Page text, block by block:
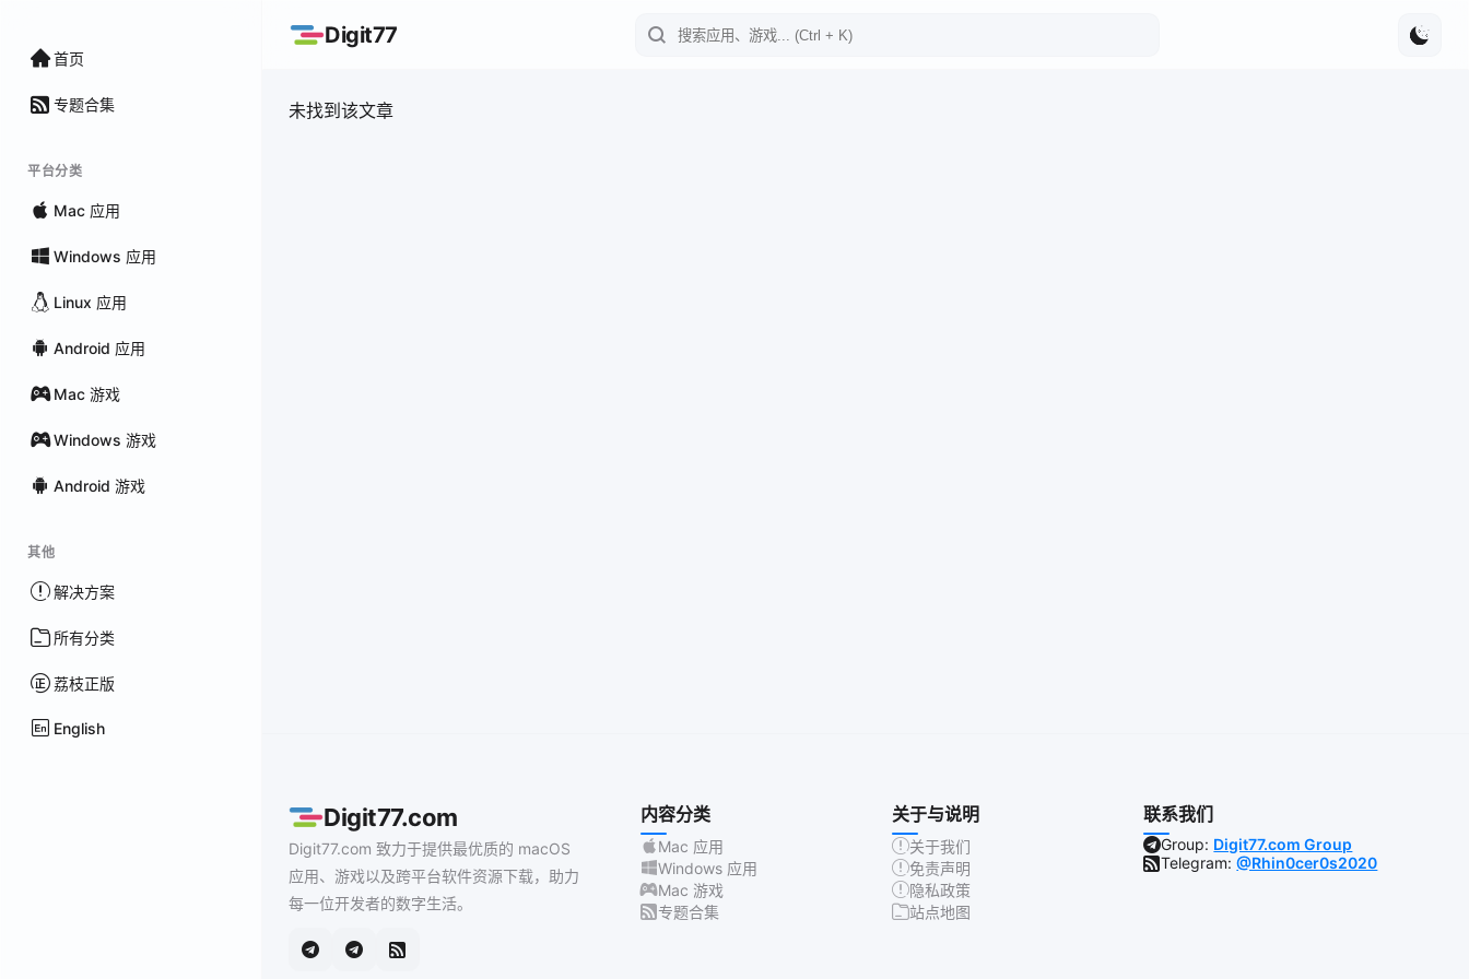
首页
专题合集
平台分类
Mac 应用
Windows 应用
Linux 应用
Android 应用
Mac 游戏
Windows 游戏
Android 游戏
其他
解决方案
所有分类
荔枝正版
English
Digit77
未找到该文章
Digit77.com
Digit77.com 致力于提供最优质的 macOS
应用、游戏以及跨平台软件资源下载，助力
每一位开发者的数字生活。
内容分类
Mac 应用
Windows 应用
Mac 游戏
专题合集
关于与说明
关于我们
免责声明
隐私政策
站点地图
联系我们
Group: Digit77.com Group
Telegram:@Rhin0cer0s2020